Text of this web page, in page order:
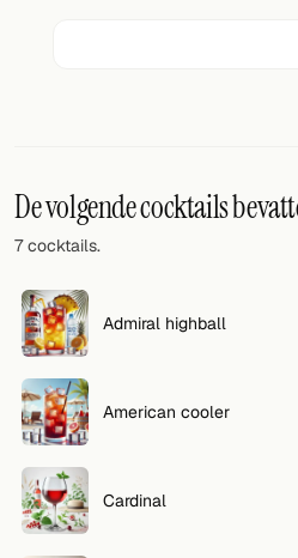
De volgende cocktails
7 cocktails.
Admiral highball
American cooler
Cardinal